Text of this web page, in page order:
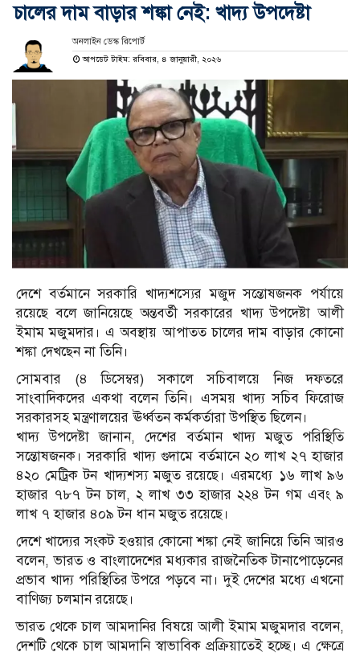
চালের দাম বাড়ার শঙ্কা নেই: খাদ্য উপদেষ্টা
অনলাইন ডেস্ক রিপোর্ট
আপডেট টাইম: রবিবার, ৪ জানুয়ারী, ২০২৬
দেশে বর্তমানে সরকারি খাদ্যশস্যের মজুদ সন্তোষজনক পর্যায়ে
রয়েছে বলে জানিয়েছে অন্তবর্তী সরকারের খাদ্য উপদেষ্টা আলী
ইমাম মজুমদার। এ অবস্থায় আপাতত চালের দাম বাড়ার কোনো
শঙ্কা দেখছেন না তিনি।
সোমবার (৪ ডিসেম্বর) সকালে সচিবালয়ে নিজ দফতরে
সাংবাদিকদের একথা বলেন তিনি। এসময় খাদ্য সচিব ফিরোজ
সরকারসহ মন্ত্রণালয়ের ঊর্ধ্বতন কর্মকর্তারা উপস্থিত ছিলেন।
খাদ্য উপদেষ্টা জানান, দেশের বর্তমান খাদ্য মজুত পরিস্থিতি
সন্তোষজনক। সরকারি খাদ্য গুদামে বর্তমানে ২০ লাখ ২৭ হাজার
৪২০ মেট্রিক টন খাদ্যশস্য মজুত রয়েছে। এরমধ্যে ১৬ লাখ ৯৬
হাজার ৭৮৭ টন চাল, ২ লাখ ৩৩ হাজার ২২৪ টন গম এবং ৯
লাখ ৭ হাজার ৪০৯ টন ধান মজুত রয়েছে।
দেশে খাদ্যের সংকট হওয়ার কোনো শঙ্কা নেই জানিয়ে তিনি আরও
বলেন, ভারত ও বাংলাদেশের মধ্যকার রাজনৈতিক টানাপোড়েনের
প্রভাব খাদ্য পরিস্থিতির উপরে পড়বে না। দুই দেশের মধ্যে এখনো
বাণিজ্য চলমান রয়েছে।
ভারত থেকে চাল আমদানির বিষয়ে আলী ইমাম মজুমদার বলেন,
দেশটি থেকে চাল আমদানি স্বাভাবিক প্রক্রিয়াতেই হচ্ছে। এ ক্ষেত্রে